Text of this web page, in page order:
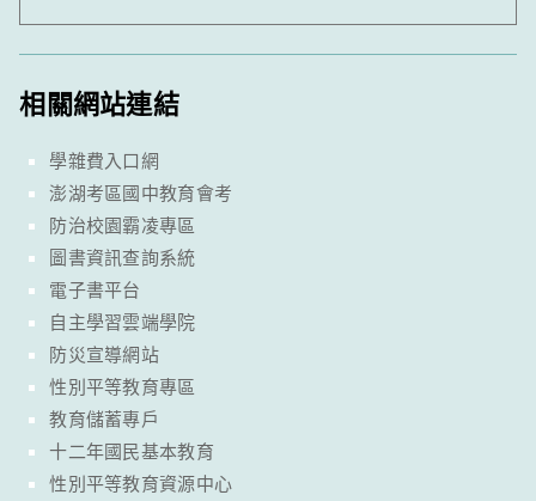
相關網站連結
學雜費入口網
澎湖考區國中教育會考
防治校園霸凌專區
圖書資訊查詢系統
電子書平台
自主學習雲端學院
防災宣導網站
性別平等教育專區
教育儲蓄專戶
十二年國民基本教育
性別平等教育資源中心